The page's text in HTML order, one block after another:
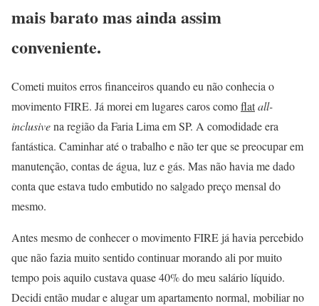
mais barato mas ainda assim
conveniente.
Cometi muitos erros financeiros quando eu não conhecia o
movimento FIRE. Já morei em lugares caros comoflatall-
inclusivena região da Faria Lima em SP. A comodidade era
fantástica. Caminhar até o trabalho e não ter que se preocupar em
manutenção, contas de água, luz e gás. Mas não havia me dado
conta que estava tudo embutido no salgado preço mensal do
mesmo.
Antes mesmo de conhecer o movimento FIRE já havia percebido
que não fazia muito sentido continuar morando ali por muito
tempo pois aquilo custava quase 40% do meu salário líquido.
Decidi então mudar e alugar um apartamento normal, mobiliar no